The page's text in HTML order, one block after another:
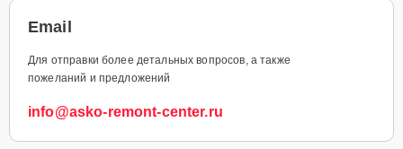
Email
Для отправки более детальных вопросов, а также
пожеланий и предложений
info@asko-remont-center.ru